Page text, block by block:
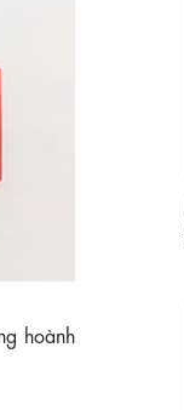
hoành